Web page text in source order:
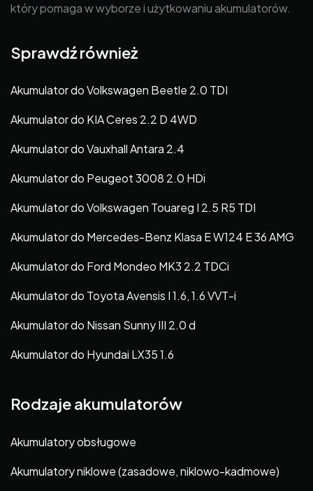
który pomaga w wyborze i użytkowaniu akumulatorów.
Sprawdź również
Akumulator do Volkswagen Beetle 2.0 TDI
Akumulator do KIA Ceres 2.2 D 4WD
Akumulator do Vauxhall Antara 2.4
Akumulator do Peugeot 3008 2.0 HDi
Akumulator do Volkswagen Touareg I 2.5 R5 TDI
Akumulator do Mercedes-Benz Klasa E W124 E 36 AMG
Akumulator do Ford Mondeo MK3 2.2 TDCi
Akumulator do Toyota Avensis I 1.6, 1.6 VVT-i
Akumulator do Nissan Sunny III 2.0 d
Akumulator do Hyundai LX35 1.6
Rodzaje akumulatorów
Akumulatory obsługowe
Akumulatory niklowe (zasadowe, niklowo-kadmowe)